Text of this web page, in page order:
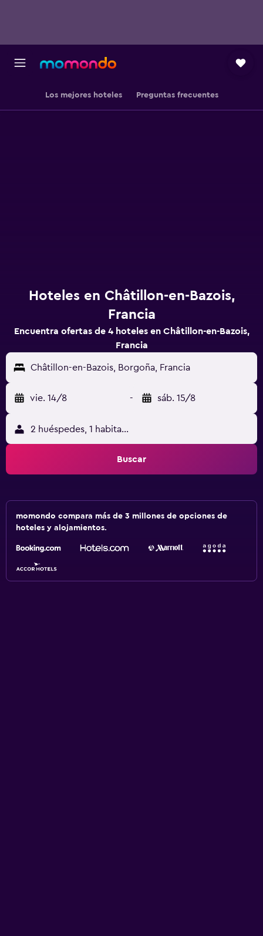
Los mejores hoteles Preguntas frecuentes
Hoteles en Châtillon-en-Bazois,
Francia
Encuentra ofertas de 4 hoteles en Châtillon-en-Bazois,
Francia
Châtillon-en-Bazois, Borgoña, Francia
vie. 14/8 - sáb. 15/8
2 huéspedes, 1 habitación
Buscar
momondo compara más de 3 millones de opciones de
hoteles y alojamientos.